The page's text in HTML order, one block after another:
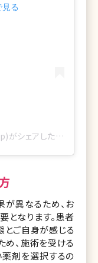
る
かすがい皮膚科(@kasugaihifukajp)がシェアした投稿
が異なるため、お
となります。患者
とご自身が感じる
め、施術を受ける
薬剤を選択するの